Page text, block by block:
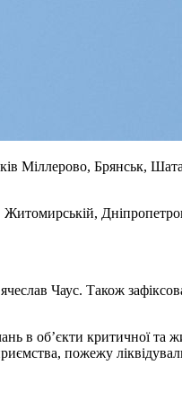
Міллерово, Брянськ,
Житомирській,
Чаус. Також
в об’єкти критичної та
пожежу